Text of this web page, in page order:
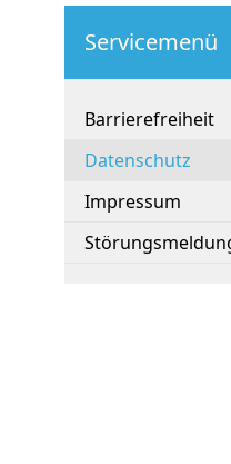
Servicemenü
Barrierefreiheit
Datenschutz
Impressum